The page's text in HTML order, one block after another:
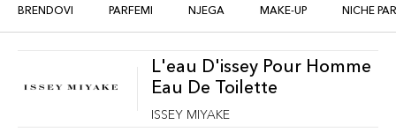
BRENDOVI PARFEMI NJEGA MAKE-UP NICHE
L'eau D'issey Pour Homme
Eau De Toilette
ISSEY MIYAKE